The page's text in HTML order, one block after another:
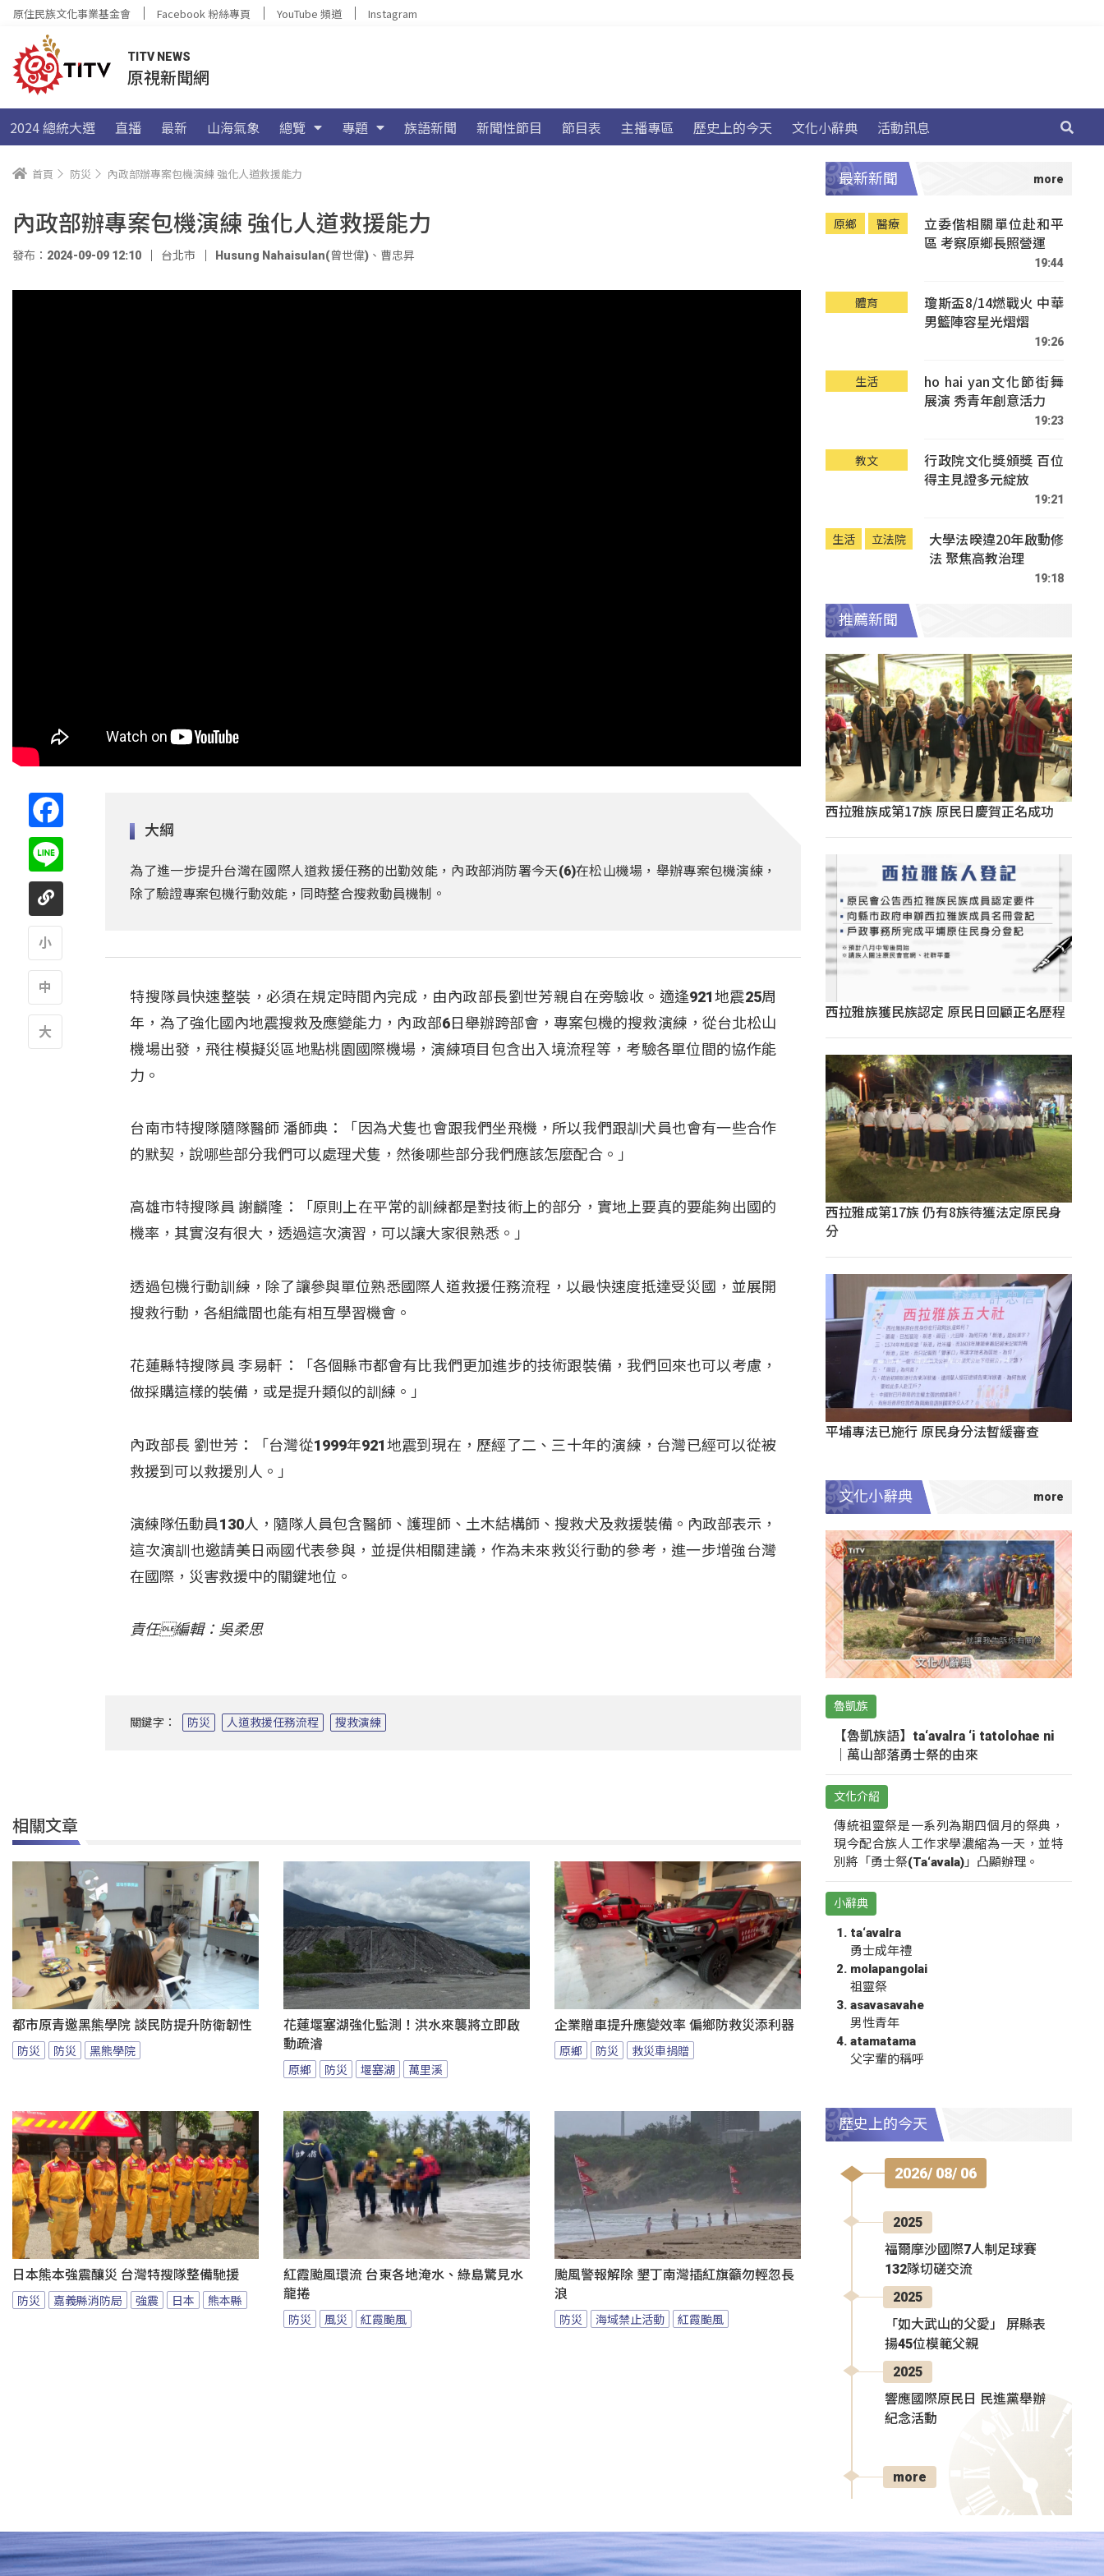
原住民族文化事業基金會 Facebook 粉絲專頁 YouTube 頻道 Instagram
TITV NEWS
原視新聞網
2024 總統大選 直播 最新 山海氣象 總覽 專題 族語新聞 新聞性節目 節目表 主播專區 歷史上的今天 文化小辭典 活動訊息
首頁 防災 內政部辦專案包機演練 強化人道救援能力
內政部辦專案包機演練 強化人道救援能力
發布：2024-09-09 12:10 台北市 Husung Nahaisulan(曾世偉) 、 曹忠昇
大綱
為了進一步提升台灣在國際人道救援任務的出勤效能，內政部消防署今天(6)在松山機場，舉辦專案包機演練，
除了驗證專案包機行動效能，同時整合搜救動員機制。
特搜隊員快速整裝，必須在規定時間內完成，由內政部長劉世芳親自在旁驗收。適逢921地震25周
年，為了強化國內地震搜救及應變能力，內政部6日舉辦跨部會，專案包機的搜救演練，從台北松山
機場出發，飛往模擬災區地點桃園國際機場，演練項目包含出入境流程等，考驗各單位間的協作能
力。
台南市特搜隊隨隊醫師 潘師典：「因為犬隻也會跟我們坐飛機，所以我們跟訓犬員也會有一些合作
的默契，說哪些部分我們可以處理犬隻，然後哪些部分我們應該怎麼配合。」
高雄市特搜隊員 謝麟隆：「原則上在平常的訓練都是對技術上的部分，實地上要真的要能夠出國的
機率，其實沒有很大，透過這次演習，可以讓大家很熟悉。」
透過包機行動訓練，除了讓參與單位熟悉國際人道救援任務流程，以最快速度抵達受災國，並展開
搜救行動，各組織間也能有相互學習機會。
花蓮縣特搜隊員 李易軒：「各個縣市都會有比我們更加進步的技術跟裝備，我們回來也可以考慮，
做採購這樣的裝備，或是提升類似的訓練。」
內政部長 劉世芳：「台灣從1999年921地震到現在，歷經了二、三十年的演練，台灣已經可以從被
救援到可以救援別人。」
演練隊伍動員130人，隨隊人員包含醫師、護理師、土木結構師、搜救犬及救援裝備。內政部表示，
這次演訓也邀請美日兩國代表參與，並提供相關建議，作為未來救災行動的參考，進一步增強台灣
在國際，災害救援中的關鍵地位。
責任編輯：吳柔思
關鍵字： 防災 人道救援任務流程 搜救演練
相關文章
都市原青邀黑熊學院 談民防提升防衛韌性
防災 防災 黑熊學院
花蓮堰塞湖強化監測！洪水來襲將立即啟
動疏濬
原鄉 防災 堰塞湖 萬里溪
企業贈車提升應變效率 偏鄉防救災添利器
原鄉 防災 救災車捐贈
日本熊本強震釀災 台灣特搜隊整備馳援
防災 嘉義縣消防局 強震 日本 熊本縣
紅霞颱風環流 台東各地淹水、綠島驚見水
龍捲
防災 風災 紅霞颱風
颱風警報解除 墾丁南灣插紅旗籲勿輕忽長
浪
防災 海域禁止活動 紅霞颱風
最新新聞
原鄉 醫療
立委偕相關單位赴和平
區 考察原鄉長照營運
19:44
體育
瓊斯盃8/14燃戰火 中華
男籃陣容星光熠熠
19:26
生活
ho hai yan文化節街舞
展演 秀青年創意活力
19:23
教文
行政院文化獎頒獎 百位
得主見證多元綻放
19:21
生活 立法院
大學法暌違20年啟動修
法 聚焦高教治理
19:18
推薦新聞
西拉雅族成第17族 原民日慶賀正名成功
西拉雅族獲民族認定 原民日回顧正名歷程
西拉雅成第17族 仍有8族待獲法定原民身
分
平埔專法已施行 原民身分法暫緩審查
文化小辭典
魯凱族
【魯凱族語】ta‘avalra ‘i tatolohae ni
｜萬山部落勇士祭的由來
文化介紹
傳統祖靈祭是一系列為期四個月的祭典，
現今配合族人工作求學濃縮為一天，並特
別將「勇士祭(Ta‘avala)」凸顯辦理。
小辭典
ta‘avalra
勇士成年禮
molapangolai
祖靈祭
asavasavahe
男性青年
atamatama
父字輩的稱呼
歷史上的今天
2026/ 08/ 06
2025
福爾摩沙國際7人制足球賽
132隊切磋交流
2025
「如大武山的父愛」 屏縣表
揚45位模範父親
2025
響應國際原民日 民進黨舉辦
紀念活動
more